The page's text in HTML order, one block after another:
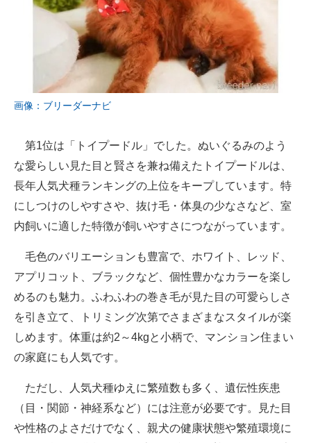
画像：ブリーダーナビ
第1位は「トイプードル」でした。ぬいぐるみのよう
な愛らしい見た目と賢さを兼ね備えたトイプードルは、
長年人気犬種ランキングの上位をキープしています。特
にしつけのしやすさや、抜け毛・体臭の少なさなど、室
内飼いに適した特徴が飼いやすさにつながっています。
毛色のバリエーションも豊富で、ホワイト、レッド、
アプリコット、ブラックなど、個性豊かなカラーを楽し
めるのも魅力。ふわふわの巻き毛が見た目の可愛らしさ
を引き立て、トリミング次第でさまざまなスタイルが楽
しめます。体重は約2～4kgと小柄で、マンション住まい
の家庭にも人気です。
ただし、人気犬種ゆえに繁殖数も多く、遺伝性疾患
（目・関節・神経系など）には注意が必要です。見た目
や性格のよさだけでなく、親犬の健康状態や繁殖環境に